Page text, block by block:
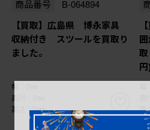
商品番号 B-064894
【買取】広島県 博永家具
収納付き スツールを買取り
ました。
幅：0㎜
奥行：0㎜
高さ：0㎜
円)
高